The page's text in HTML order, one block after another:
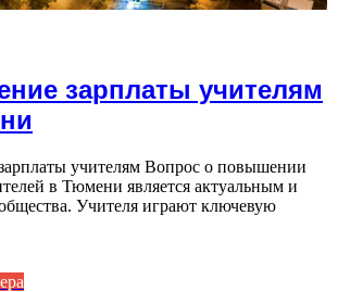
зарплаты учителям
учителям Вопрос о повышении
в Тюмени является актуальным и
Учителя играют ключевую